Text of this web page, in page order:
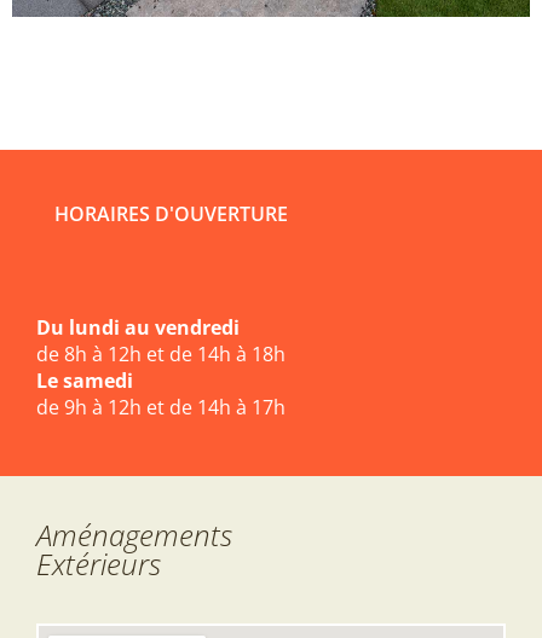
HORAIRES D'OUVERTURE
Du lundi au vendredi
de 8h à 12h et de 14h à 18h
Le samedi
de 9h à 12h et de 14h à 17h
Aménagements
Extérieurs